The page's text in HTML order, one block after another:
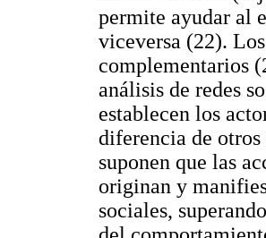
permite ayudar al
viceversa (22).
complementarios
análisis de redes
establecen los
diferencia de otros
suponen que las
originan y
sociales,